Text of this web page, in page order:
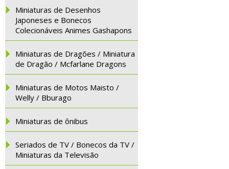
Miniaturas de Desenhos
Japoneses e Bonecos
Colecionáveis Animes Gashapons
Miniaturas de Dragões / Miniatura
de Dragão / Mcfarlane Dragons
Miniaturas de Motos Maisto /
Welly / Bburago
Miniaturas de ônibus
Seriados de TV / Bonecos da TV /
Miniaturas da Televisão